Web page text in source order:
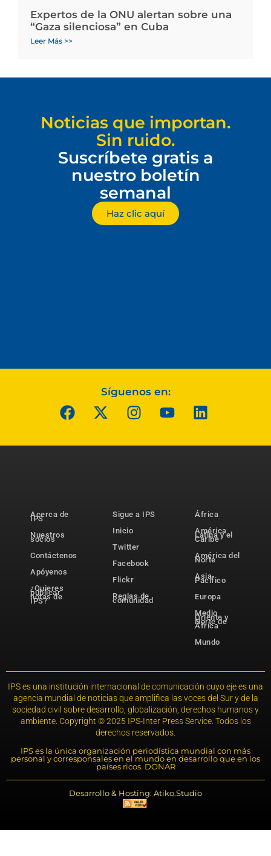
Expertos de la ONU alertan sobre una
“Gaza silenciosa” en Cuba
Leer Más >>
Noticias que importan.
Sin ruido.
Suscríbete gratis a
nuestro boletín
semanal
Haz clic aquí
Síguenos en:
Acerca de
IPS
Nuestros
socios
Contáctenos
Apóyenos
¿Quieres
publicar
notas de
IPS?
Sigue a IPS
Inicio
Twitter
Facebook
Flickr
Reglas de
comunidad
África
América
Latina y el
Caribe
América del
Norte
Asia-
Pacífico
Europa
Medio
Oriente y
Norte de
África
Mundo
IPS es una institución internacional de comunicación cuyo eje es una
agencia mundial de noticias que amplifica las voces del Sur y de la
sociedad civil sobre desarrollo, globalización, derechos humanos y
ambiente. Copyright © 2025 IPS-Inter Press Service. Todos los
derechos reservados.
IPS es la única organización periodística mundial con más
personal y corresponsales en el mundo en desarrollo que en los
países ricos. DONAR
Desarrollo & Hosting: Atiko.Studio